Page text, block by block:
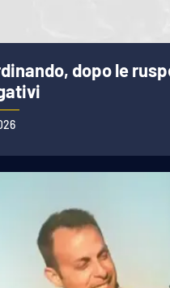
dopo le